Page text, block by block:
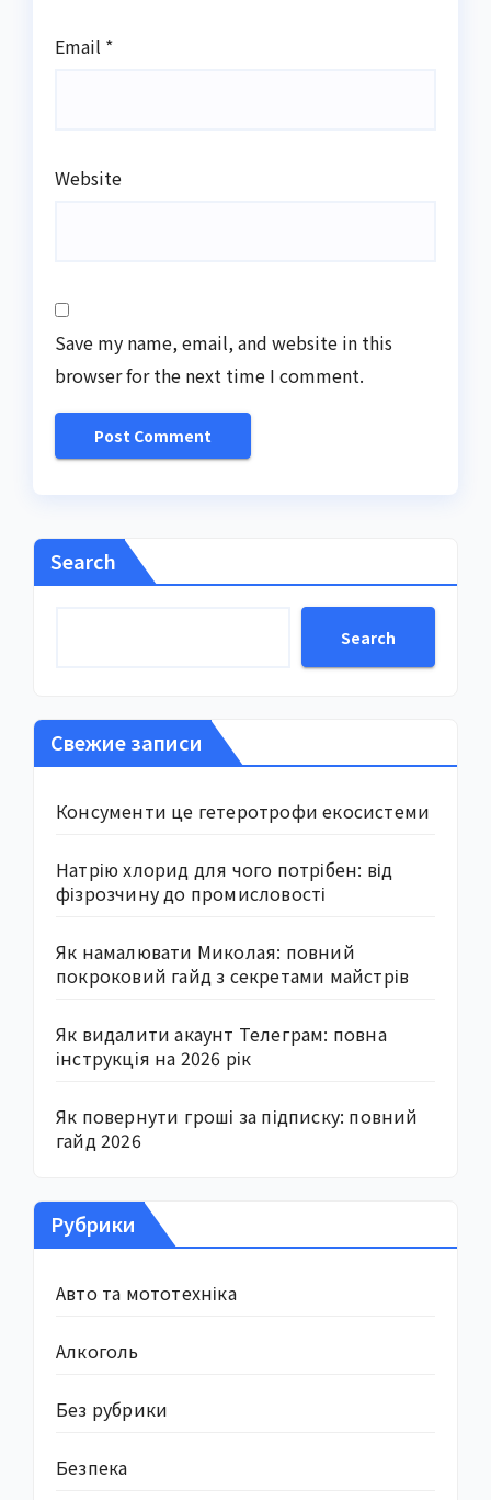
Email *
Website
Save my name, email, and website in this
browser for the next time I comment.
Search
Search
Свежие записи
Консументи це гетеротрофи екосистеми
Натрію хлорид для чого потрібен: від
фізрозчину до промисловості
Як намалювати Миколая: повний
покроковий гайд з секретами майстрів
Як видалити акаунт Телеграм: повна
інструкція на 2026 рік
Як повернути гроші за підписку: повний
гайд 2026
Рубрики
Авто та мототехніка
Алкоголь
Без рубрики
Безпека